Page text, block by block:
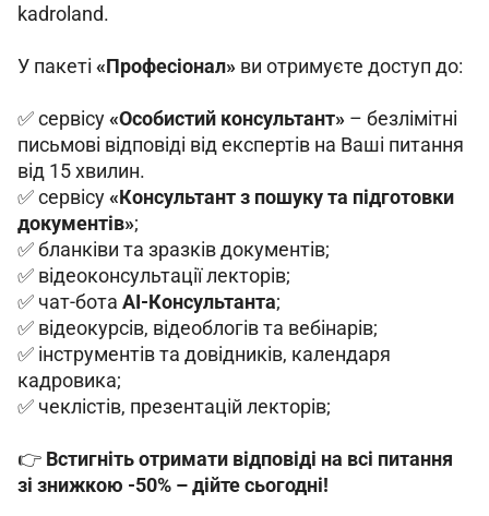
kadroland.
У пакеті «Професіонал» ви отримуєте доступ до:
✅ сервісу «Особистий консультант» – безлімітні
письмові відповіді від експертів на Ваші питання
від 15 хвилин.
✅ сервісу «Консультант з пошуку та підготовки
документів»;
✅ бланківи та зразків документів;
✅ відеоконсультації лекторів;
✅ чат-бота АІ-Консультанта;
✅ відеокурсів, відеоблогів та вебінарів;
✅ інструментів та довідників, календаря
кадровика;
✅ чеклістів, презентацій лекторів;
👉 Встигніть отримати відповіді на всі питання
зі знижкою -50% – дійте сьогодні!